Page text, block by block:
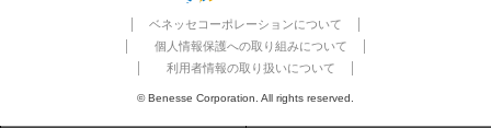
ベネッセコーポレーションについて
個人情報保護への取り組みについて
利用者情報の取り扱いについて
© Benesse Corporation. All rights reserved.